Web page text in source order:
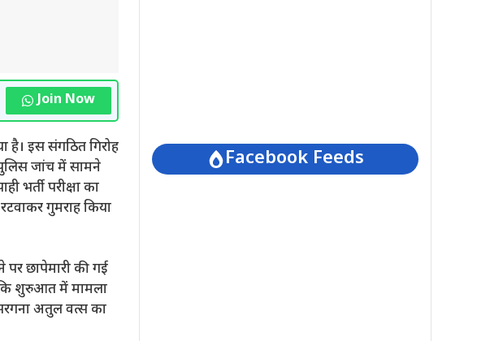
Join Now
है। इस संगठित गिरोह
जांच में सामने
भर्ती परीक्षा का
गुमराह किया
छापेमारी की गई
कि शुरुआत में मामला
अतुल वत्स का
Facebook Feeds